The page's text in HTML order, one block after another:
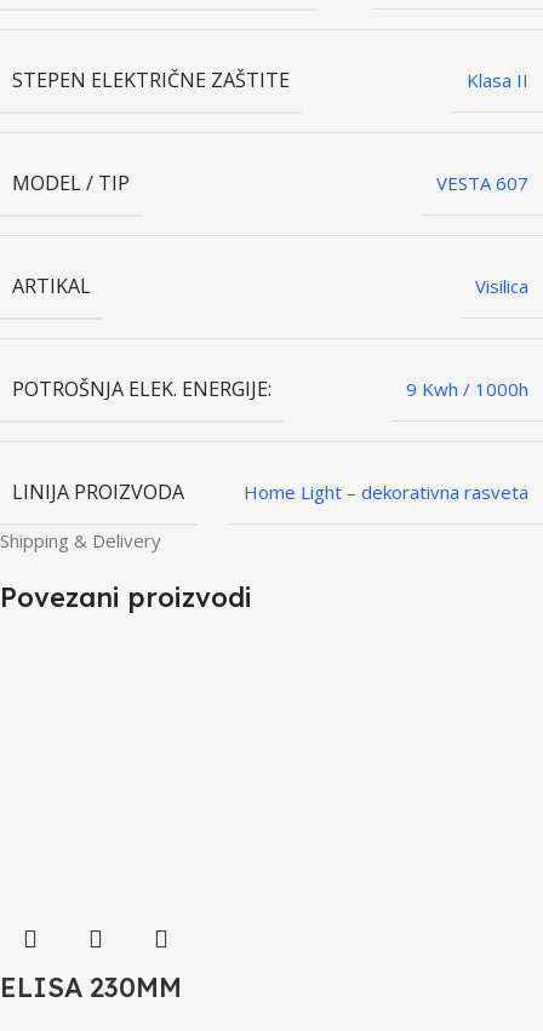
STEPEN ELEKTRIČNE ZAŠTITE Klasa II
MODEL / TIP VESTA 607
ARTIKAL Visilica
POTROŠNJA ELEK. ENERGIJE: 9 Kwh / 1000h
LINIJA PROIZVODA
Home Light – dekorativna rasveta
Shipping & Delivery
Povezani proizvodi
ELISA 230MM